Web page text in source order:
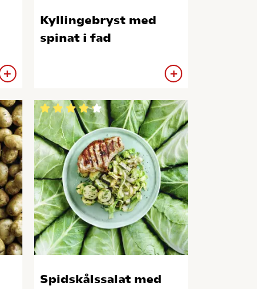
Kyllingebryst med
spinat i fad
Spidskålssalat med